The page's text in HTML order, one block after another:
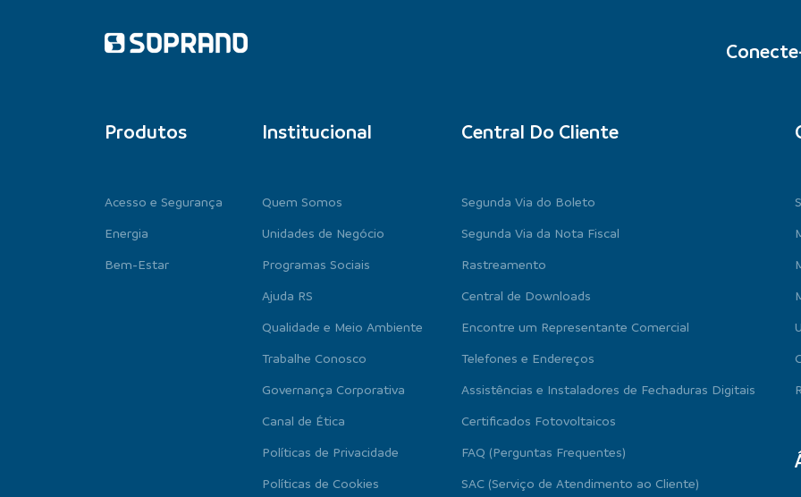
Produtos
Acesso e Segurança
Energia
Bem-Estar
Institucional
Quem Somos
Unidades de Negócio
Programas Sociais
Ajuda RS
Qualidade e Meio Ambiente
Trabalhe Conosco
Governança Corporativa
Canal de Ética
Políticas de Privacidade
Políticas de Cookies
Central Do Cliente
Segunda Via do Boleto
Segunda Via da Nota Fiscal
Rastreamento
Central de Downloads
Encontre um Representante Comercial
Telefones e Endereços
Assistências e Instaladores de Fechaduras Digitais
Certificados Fotovoltaicos
FAQ (Perguntas Frequentes)
SAC (Serviço de Atendimento ao Cliente)